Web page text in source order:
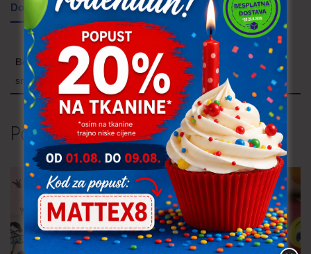
Dodatne informacije
Boja
smeđa, siva
Povezani proizvodi